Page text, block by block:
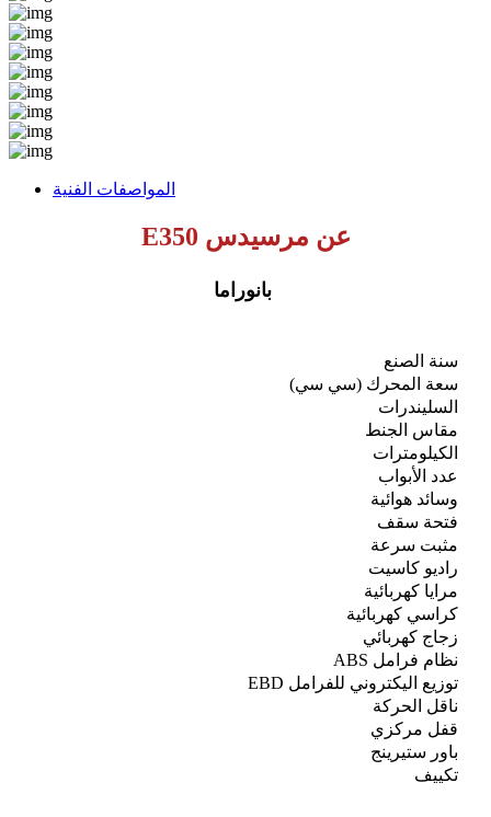
المواصفات الفنية
عن مرسيدس E350
بانوراما
سنة الصنع
سعة المحرك (سي سي)
السليندرات
مقاس الجنط
الكيلومترات
عدد الأبواب
وسائد هوائية
فتحة سقف
مثبت سرعة
راديو كاسيت
مرايا كهربائية
كراسي كهربائية
زجاج كهربائي
نظام فرامل ABS
توزيع اليكتروني للفرامل EBD
ناقل الحركة
قفل مركزي
باور ستيرينج
تكييف